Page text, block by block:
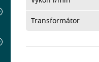
Transformátor